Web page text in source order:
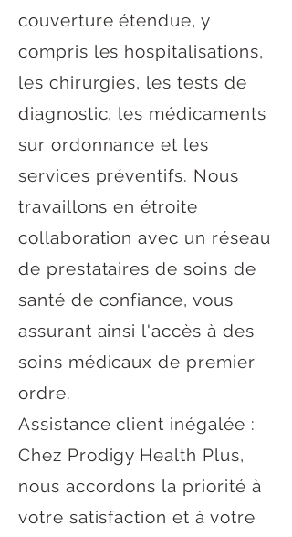
couverture étendue, y
compris les hospitalisations,
les chirurgies, les tests de
diagnostic, les médicaments
sur ordonnance et les
services préventifs. Nous
travaillons en étroite
collaboration avec un réseau
de prestataires de soins de
santé de confiance, vous
assurant ainsi l'accès à des
soins médicaux de premier
ordre.
Assistance client inégalée :
Chez Prodigy Health Plus,
nous accordons la priorité à
votre satisfaction et à votre